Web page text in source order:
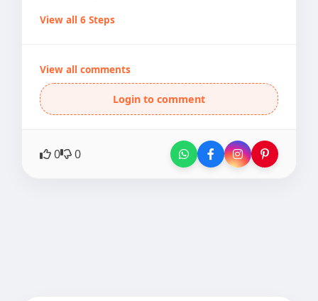
View all 6 Steps
View all comments
Login to comment
0 0